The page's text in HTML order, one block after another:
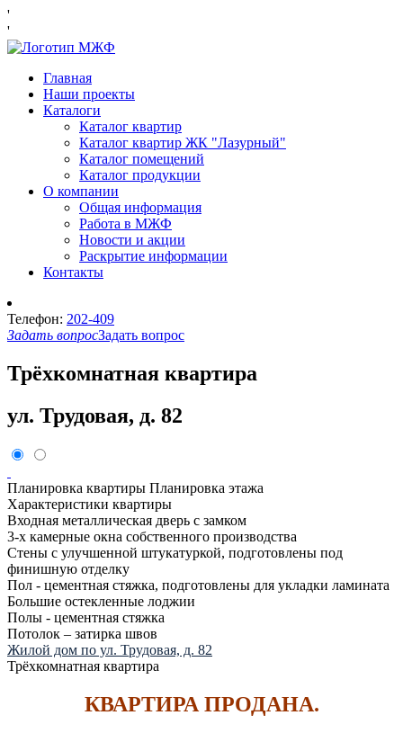
'
'
Главная
Наши проекты
Каталоги
Каталог квартир
Каталог квартир ЖК "Лазурный"
Каталог помещений
Каталог продукции
О компании
Общая информация
Работа в МЖФ
Новости и акции
Раскрытие информации
Контакты
Телефон: 202-409
Задать вопросЗадать вопрос
Трёхкомнатная квартира
ул. Трудовая, д. 82
Планировка квартиры Планировка этажа
Характеристики квартиры
Входная металлическая дверь с замком
3-х камерные окна собственного производства
Стены с улучшенной штукатуркой, подготовлены под
финишную отделку
Пол - цементная стяжка, подготовлены для укладки ламината
Большие остекленные лоджии
Полы - цементная стяжка
Потолок – затирка швов
Жилой дом по ул. Трудовая, д. 82
Трёхкомнатная квартира
КВАРТИРА ПРОДАНА.